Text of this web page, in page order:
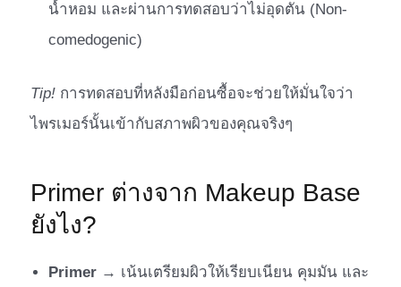
น้ำหอม และผ่านการทดสอบว่าไม่อุดตัน (Non-
comedogenic)
Tip! การทดสอบที่หลังมือก่อนซื้อจะช่วยให้มั่นใจว่า
ไพรเมอร์นั้นเข้ากับสภาพผิวของคุณจริงๆ
Primer ต่างจาก Makeup Base
ยังไง?
Primer → เน้นเตรียมผิวให้เรียบเนียน คุมมัน และ